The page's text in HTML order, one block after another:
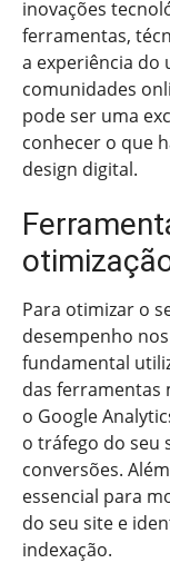
inovações
ferramentas,
a experiência do
comunidades
pode ser uma
conhecer o que
design digital.
Para otimizar o
desempenho
fundamental
das ferramentas
o Google
o tráfego do seu
conversões.
essencial para
do seu site e
indexação.